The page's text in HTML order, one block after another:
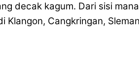
decak kagum. Dari sisi
Cangkringan,